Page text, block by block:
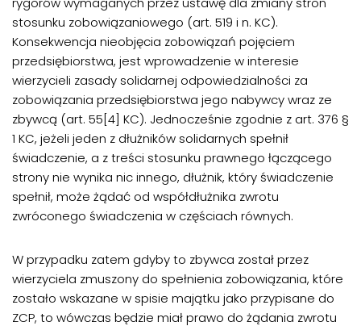
stosunku zobowiązaniowego (art. 519 i n. KC).
Konsekwencja nieobjęcia zobowiązań pojęciem
przedsiębiorstwa, jest wprowadzenie w interesie
wierzycieli zasady solidarnej odpowiedzialności za
zobowiązania przedsiębiorstwa jego nabywcy wraz ze
zbywcą (art. 55[4] KC). Jednocześnie zgodnie z art. 376 §
1 KC, jeżeli jeden z dłużników solidarnych spełnił
świadczenie, a z treści stosunku prawnego łączącego
strony nie wynika nic innego, dłużnik, który świadczenie
spełnił, może żądać od współdłużnika zwrotu
zwróconego świadczenia w częściach równych.
W przypadku zatem gdyby to zbywca został przez
wierzyciela zmuszony do spełnienia zobowiązania, które
zostało wskazane w spisie majątku jako przypisane do
ZCP, to wówczas będzie miał prawo do żądania zwrotu